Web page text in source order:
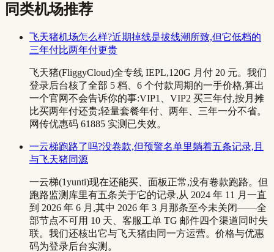
同类机场推荐
飞天猪机场怎么样?近期掉线是拔线潮所致,但它低档的
三年付比两年付更贵
飞天猪(FliggyCloud)全专线 IEPL,120G 月付 20 元。我们
登录后台核了全部 5 档、6 个付款周期的一手价格,算出
一个官网不会告诉你的事:VIP1、VIP2 买三年付,按月摊
比买两年付还贵;轻量套餐年付、两年、三年一分不省。
网传优惠码 61885 实测已失效。
一云梯跑路了吗?没卷款,但预警名单里躺着五条记录,且
与飞天猪同源
一云梯(1yunti)现在还能买、面板正常,没有卷款跑路。但
跑路监测库里有五条关于它的记录,从 2024 年 11 月一直
到 2026 年 6 月,其中 2026 年 3 月那条至今未关闭——全
部节点不可用 10 天、客服工单 TG 邮件四个渠道同时失
联。我们还核出它与飞天猪由同一方运营。价格与优惠
码为登录后台实测。